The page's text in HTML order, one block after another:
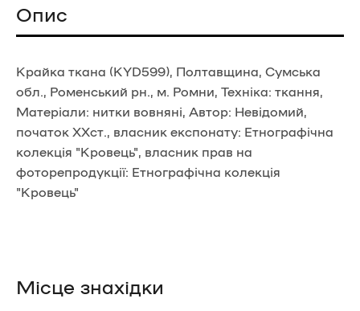
Опис
Крайка ткана (KYD599), Полтавщина, Сумська
обл., Роменський рн., м. Ромни, Техніка: ткання,
Матеріали: нитки вовняні, Автор: Невідомий,
початок ХХст., власник експонату: Етнографічна
колекція "Кровець", власник прав на
фоторепродукції: Етнографічна колекція
"Кровець"
Місце знахідки